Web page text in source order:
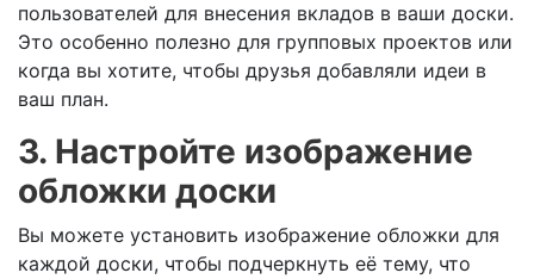
пользователей для внесения вкладов в ваши доски.
Это особенно полезно для групповых проектов или
когда вы хотите, чтобы друзья добавляли идеи в
ваш план.
3. Настройте изображение
обложки доски
Вы можете установить изображение обложки для
каждой доски, чтобы подчеркнуть её тему, что